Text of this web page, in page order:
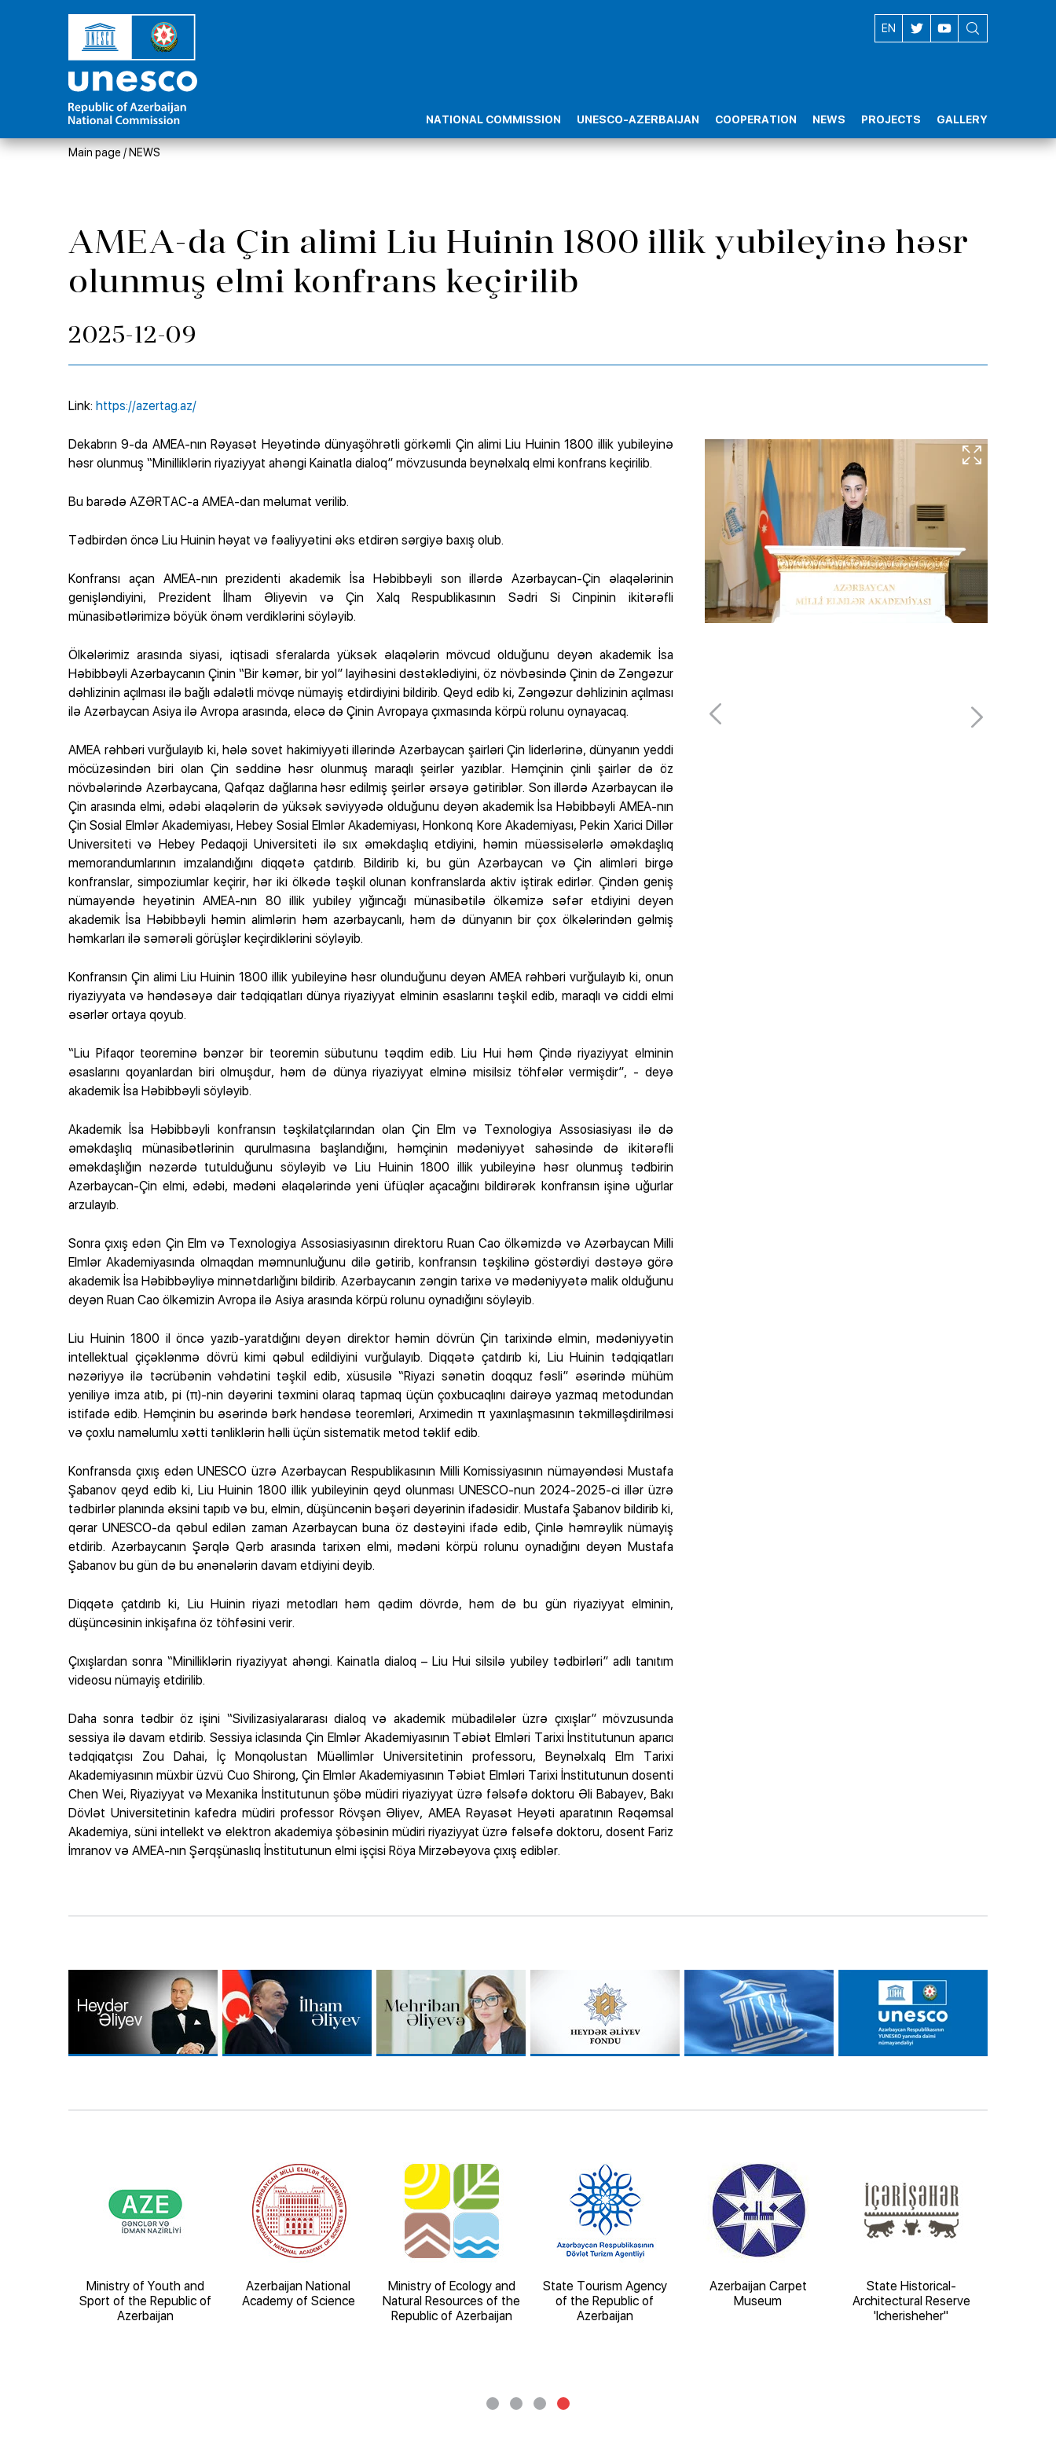
EN
AZ
NATIONAL COMMISSION UNESCO-AZERBAIJAN COOPERATION NEWS PROJECTS GALLERY
Main page / NEWS
AMEA-da Çin alimi Liu Huinin 1800 illik yubileyinə həsr
olunmuş elmi konfrans keçirilib
2025-12-09
Link: https://azertag.az/
Dekabrın 9-da AMEA-nın Rəyasət Heyətində dünyaşöhrətli görkəmli Çin alimi Liu Huinin 1800 illik yubileyinə
həsr olunmuş “Minilliklərin riyaziyyat ahəngi Kainatla dialoq” mövzusunda beynəlxalq elmi konfrans keçirilib.
Bu barədə AZƏRTAC-a AMEA-dan məlumat verilib.
Tədbirdən öncə Liu Huinin həyat və fəaliyyətini əks etdirən sərgiyə baxış olub.
Konfransı açan AMEA-nın prezidenti akademik İsa Həbibbəyli son illərdə Azərbaycan-Çin əlaqələrinin
genişləndiyini, Prezident İlham Əliyevin və Çin Xalq Respublikasının Sədri Si Cinpinin ikitərəfli
münasibətlərimizə böyük önəm verdiklərini söyləyib.
Ölkələrimiz arasında siyasi, iqtisadi sferalarda yüksək əlaqələrin mövcud olduğunu deyən akademik İsa
Həbibbəyli Azərbaycanın Çinin “Bir kəmər, bir yol” layihəsini dəstəklədiyini, öz növbəsində Çinin də Zəngəzur
dəhlizinin açılması ilə bağlı ədalətli mövqe nümayiş etdirdiyini bildirib. Qeyd edib ki, Zəngəzur dəhlizinin açılması
ilə Azərbaycan Asiya ilə Avropa arasında, eləcə də Çinin Avropaya çıxmasında körpü rolunu oynayacaq.
AMEA rəhbəri vurğulayıb ki, hələ sovet hakimiyyəti illərində Azərbaycan şairləri Çin liderlərinə, dünyanın yeddi
möcüzəsindən biri olan Çin səddinə həsr olunmuş maraqlı şeirlər yazıblar. Həmçinin çinli şairlər də öz
növbələrində Azərbaycana, Qafqaz dağlarına həsr edilmiş şeirlər ərsəyə gətiriblər. Son illərdə Azərbaycan ilə
Çin arasında elmi, ədəbi əlaqələrin də yüksək səviyyədə olduğunu deyən akademik İsa Həbibbəyli AMEA-nın
Çin Sosial Elmlər Akademiyası, Hebey Sosial Elmlər Akademiyası, Honkonq Kore Akademiyası, Pekin Xarici Dillər
Universiteti və Hebey Pedaqoji Universiteti ilə sıx əməkdaşlıq etdiyini, həmin müəssisələrlə əməkdaşlıq
memorandumlarının imzalandığını diqqətə çatdırıb. Bildirib ki, bu gün Azərbaycan və Çin alimləri birgə
konfranslar, simpoziumlar keçirir, hər iki ölkədə təşkil olunan konfranslarda aktiv iştirak edirlər. Çindən geniş
nümayəndə heyətinin AMEA-nın 80 illik yubiley yığıncağı münasibətilə ölkəmizə səfər etdiyini deyən
akademik İsa Həbibbəyli həmin alimlərin həm azərbaycanlı, həm də dünyanın bir çox ölkələrindən gəlmiş
həmkarları ilə səmərəli görüşlər keçirdiklərini söyləyib.
Konfransın Çin alimi Liu Huinin 1800 illik yubileyinə həsr olunduğunu deyən AMEA rəhbəri vurğulayıb ki, onun
riyaziyyata və həndəsəyə dair tədqiqatları dünya riyaziyyat elminin əsaslarını təşkil edib, maraqlı və ciddi elmi
əsərlər ortaya qoyub.
“Liu Pifaqor teoreminə bənzər bir teoremin sübutunu təqdim edib. Liu Hui həm Çində riyaziyyat elminin
əsaslarını qoyanlardan biri olmuşdur, həm də dünya riyaziyyat elminə misilsiz töhfələr vermişdir”, - deyə
akademik İsa Həbibbəyli söyləyib.
Akademik İsa Həbibbəyli konfransın təşkilatçılarından olan Çin Elm və Texnologiya Assosiasiyası ilə də
əməkdaşlıq münasibətlərinin qurulmasına başlandığını, həmçinin mədəniyyət sahəsində də ikitərəfli
əməkdaşlığın nəzərdə tutulduğunu söyləyib və Liu Huinin 1800 illik yubileyinə həsr olunmuş tədbirin
Azərbaycan-Çin elmi, ədəbi, mədəni əlaqələrində yeni üfüqlər açacağını bildirərək konfransın işinə uğurlar
arzulayıb.
Sonra çıxış edən Çin Elm və Texnologiya Assosiasiyasının direktoru Ruan Cao ölkəmizdə və Azərbaycan Milli
Elmlər Akademiyasında olmaqdan məmnunluğunu dilə gətirib, konfransın təşkilinə göstərdiyi dəstəyə görə
akademik İsa Həbibbəyliyə minnətdarlığını bildirib. Azərbaycanın zəngin tarixə və mədəniyyətə malik olduğunu
deyən Ruan Cao ölkəmizin Avropa ilə Asiya arasında körpü rolunu oynadığını söyləyib.
Liu Huinin 1800 il öncə yazıb-yaratdığını deyən direktor həmin dövrün Çin tarixində elmin, mədəniyyətin
intellektual çiçəklənmə dövrü kimi qəbul edildiyini vurğulayıb. Diqqətə çatdırıb ki, Liu Huinin tədqiqatları
nəzəriyyə ilə təcrübənin vəhdətini təşkil edib, xüsusilə “Riyazi sənətin doqquz fəsli” əsərində mühüm
yeniliyə imza atıb, pi (π)-nin dəyərini təxmini olaraq tapmaq üçün çoxbucaqlını dairəyə yazmaq metodundan
istifadə edib. Həmçinin bu əsərində bərk həndəsə teoremləri, Arximedin π yaxınlaşmasının təkmilləşdirilməsi
və çoxlu naməlumlu xətti tənliklərin həlli üçün sistematik metod təklif edib.
Konfransda çıxış edən UNESCO üzrə Azərbaycan Respublikasının Milli Komissiyasının nümayəndəsi Mustafa
Şabanov qeyd edib ki, Liu Huinin 1800 illik yubileyinin qeyd olunması UNESCO-nun 2024-2025-ci illər üzrə
tədbirlər planında əksini tapıb və bu, elmin, düşüncənin bəşəri dəyərinin ifadəsidir. Mustafa Şabanov bildirib ki,
qərar UNESCO-da qəbul edilən zaman Azərbaycan buna öz dəstəyini ifadə edib, Çinlə həmrəylik nümayiş
etdirib. Azərbaycanın Şərqlə Qərb arasında tarixən elmi, mədəni körpü rolunu oynadığını deyən Mustafa
Şabanov bu gün də bu ənənələrin davam etdiyini deyib.
Diqqətə çatdırıb ki, Liu Huinin riyazi metodları həm qədim dövrdə, həm də bu gün riyaziyyat elminin,
düşüncəsinin inkişafına öz töhfəsini verir.
Çıxışlardan sonra “Minilliklərin riyaziyyat ahəngi. Kainatla dialoq – Liu Hui silsilə yubiley tədbirləri” adlı tanıtım
videosu nümayiş etdirilib.
Daha sonra tədbir öz işini “Sivilizasiyalararası dialoq və akademik mübadilələr üzrə çıxışlar” mövzusunda
sessiya ilə davam etdirib. Sessiya iclasında Çin Elmlər Akademiyasının Təbiət Elmləri Tarixi İnstitutunun aparıcı
tədqiqatçısı Zou Dahai, İç Monqolustan Müəllimlər Universitetinin professoru, Beynəlxalq Elm Tarixi
Akademiyasının müxbir üzvü Cuo Shirong, Çin Elmlər Akademiyasının Təbiət Elmləri Tarixi İnstitutunun dosenti
Chen Wei, Riyaziyyat və Mexanika İnstitutunun şöbə müdiri riyaziyyat üzrə fəlsəfə doktoru Əli Babayev, Bakı
Dövlət Universitetinin kafedra müdiri professor Rövşən Əliyev, AMEA Rəyasət Heyəti aparatının Rəqəmsal
Akademiya, süni intellekt və elektron akademiya şöbəsinin müdiri riyaziyyat üzrə fəlsəfə doktoru, dosent Fariz
İmranov və AMEA-nın Şərqşünaslıq İnstitutunun elmi işçisi Röya Mirzəbəyova çıxış ediblər.
Ministry of Youth and
Sport of the Republic of
Azerbaijan
Azerbaijan National
Academy of Science
Ministry of Ecology and
Natural Resources of the
Republic of Azerbaijan
State Tourism Agency
of the Republic of
Azerbaijan
Azerbaijan Carpet
Museum
State Historical-
Architectural Reserve
'Icherisheher"